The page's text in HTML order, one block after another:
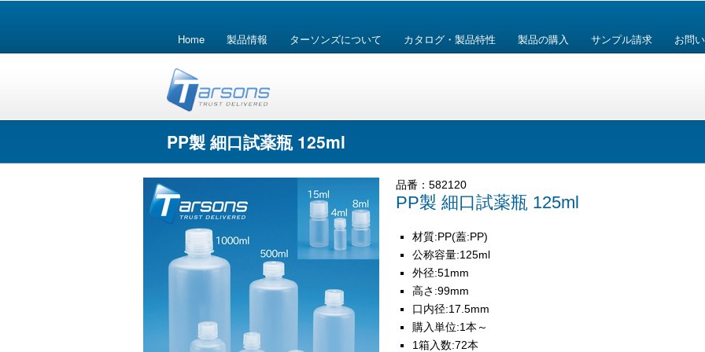
Home 製品情報 ターソンズについて カタログ・製品特性 製品の購入 サンプル請求 お問
PP製 細口試薬瓶 125ml
品番：582120
PP製 細口試薬瓶 125ml
材質:PP(蓋:PP)
公称容量:125ml
外径:51mm
高さ:99mm
口内径:17.5mm
購入単位:1本～
1箱入数:72本